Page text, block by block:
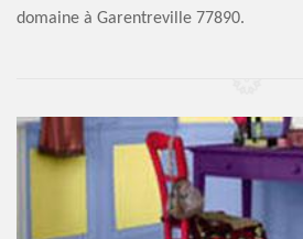
domaine à Garentreville 77890.